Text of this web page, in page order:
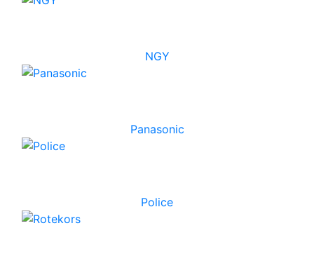
NGY
Panasonic
Police